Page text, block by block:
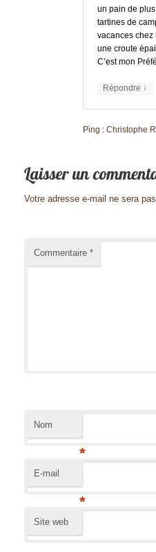
un pain de
tartines de
vacances chez
une croute
C’est mon
Répondre ↓
Ping : Christophe
Votre adresse e-mail ne sera
Commentaire *
Nom
*
E-mail
*
Site web